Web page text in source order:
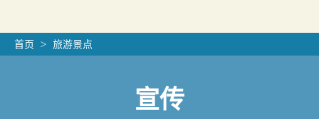
首页 旅游景点
宣传